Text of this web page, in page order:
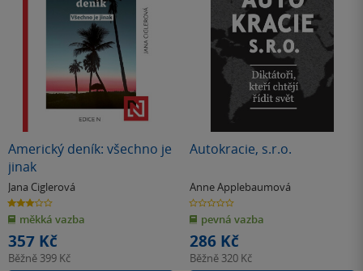
Americký deník: všechno je
jinak
Jana Ciglerová
3.0
z
5
hvězdiček
měkká vazba
357 Kč
Běžně 399 Kč
Autokracie, s.r.o.
Anne Applebaumová
0.0
z
5
hvězdiček
pevná vazba
286 Kč
Běžně 320 Kč